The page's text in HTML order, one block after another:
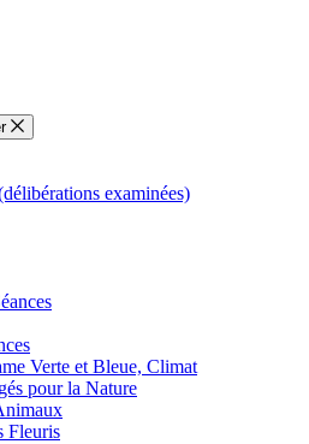
examinées)
Verte et Bleue, Climat
pour la Nature
Fleuris